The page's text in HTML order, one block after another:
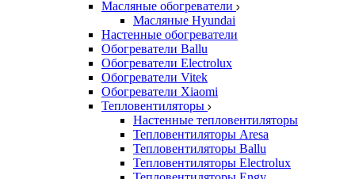
Масляные обогреватели
Масляные Hyundai
Настенные обогреватели
Обогреватели Ballu
Обогреватели Electrolux
Обогреватели Vitek
Обогреватели Xiaomi
Тепловентиляторы
Настенные тепловентиляторы
Тепловентиляторы Aresa
Тепловентиляторы Ballu
Тепловентиляторы Electrolux